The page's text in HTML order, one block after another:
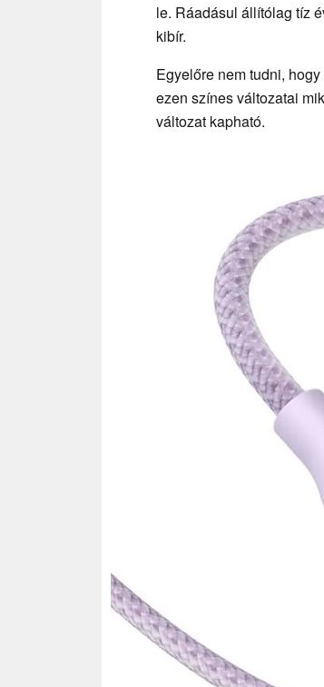
le. Ráadásul állítólag tíz
kibír.
Egyelőre nem tudni,
ezen színes változatai
változat kapható.